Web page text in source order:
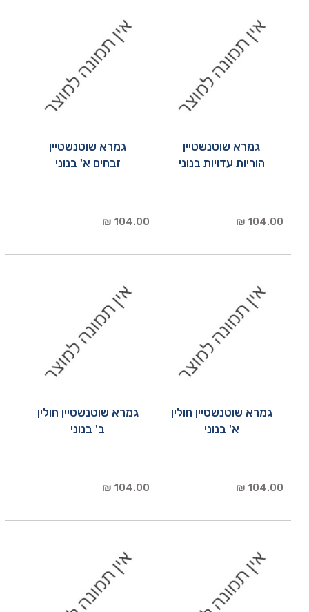
גמרא שוטנשטיין
הוריות עדויות בנוני
104.00 ₪
גמרא שוטנשטיין
זבחים א' בנוני
104.00 ₪
גמרא שוטנשטיין חולין
א' בנוני
104.00 ₪
גמרא שוטנשטיין חולין
ב' בנוני
104.00 ₪